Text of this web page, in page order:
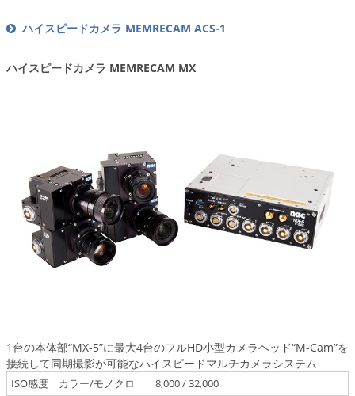
ハイスピードカメラ MEMRECAM ACS-1
ハイスピードカメラ MEMRECAM MX
1台の本体部“MX-5”に最大4台のフルHD小型カメラヘッド“M-Cam”を
接続して同期撮影が可能なハイスピードマルチカメラシステム
ISO感度 カラー/モノクロ
8,000 / 32,000